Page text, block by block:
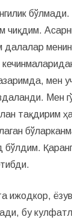
чиқдим.
мен
Мен
тақдирим
ижодкор,
бу